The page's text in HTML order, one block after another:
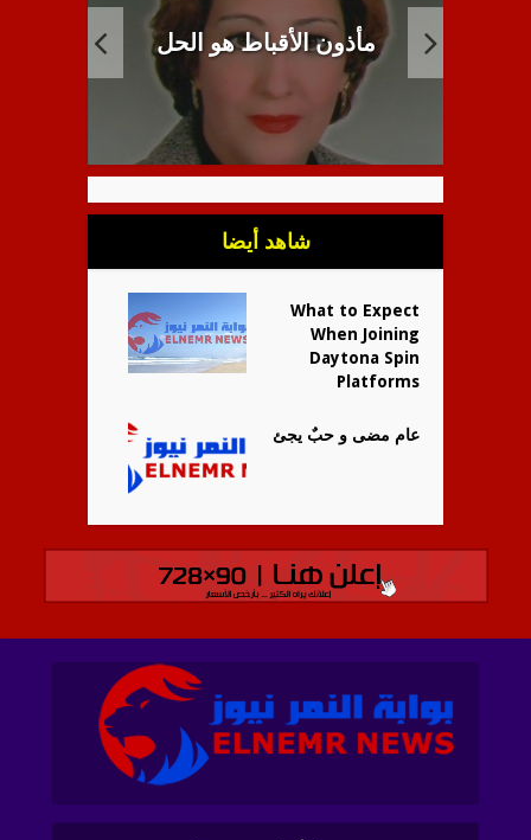
انبطاح اللاهوت القبطي
شاهد أيضا
What to Expect
When Joining
Daytona Spin
Platforms
عام مضى و حبٌ يجئ